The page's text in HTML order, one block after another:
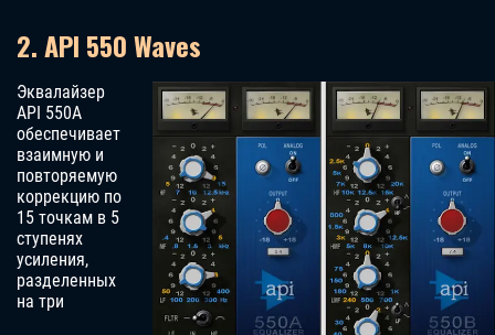
2. API 550 Waves
Эквалайзер
API 550A
обеспечивает
взаимную и
повторяемую
коррекцию по
15 точкам в 5
ступенях
усиления,
разделенных
на три